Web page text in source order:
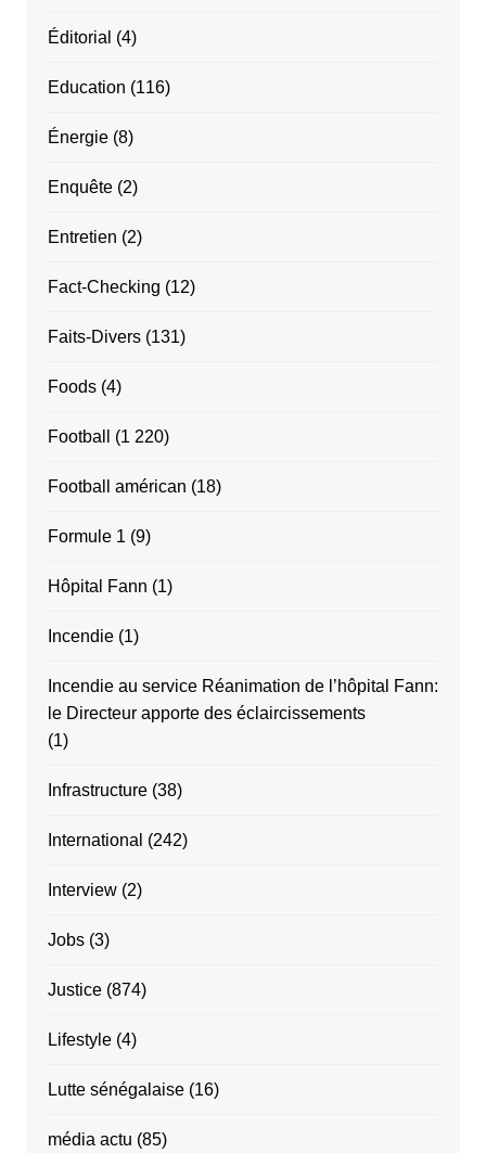
Éditorial (4)
Education (116)
Énergie(8)
Enquête(2)
Entretien (2)
Fact-Checking (12)
Faits-Divers(131)
Foods(4)
Football (1 220)
Football américan (18)
Formule 1 (9)
Hôpital Fann (1)
Incendie(1)
Incendie au service Réanimation de l’hôpital Fann:
le Directeur apporte des éclaircissements
(1)
Infrastructure(38)
International (242)
Interview(2)
Jobs(3)
Justice(874)
Lifestyle(4)
Lutte sénégalaise(16)
média actu (85)